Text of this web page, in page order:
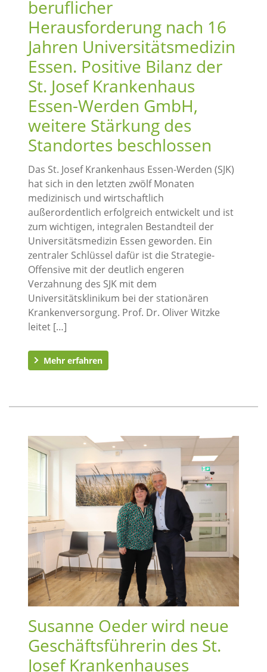
beruflicher
Herausforderung nach 16
Jahren Universitätsmedizin
Essen. Positive Bilanz der
St. Josef Krankenhaus
Essen-Werden GmbH,
weitere Stärkung des
Standortes beschlossen
Das St. Josef Krankenhaus Essen-Werden (SJK)
hat sich in den letzten zwölf Monaten
medizinisch und wirtschaftlich
außerordentlich erfolgreich entwickelt und ist
zum wichtigen, integralen Bestandteil der
Universitätsmedizin Essen geworden. Ein
zentraler Schlüssel dafür ist die Strategie-
Offensive mit der deutlich engeren
Verzahnung des SJK mit dem
Universitätsklinikum bei der stationären
Krankenversorgung. Prof. Dr. Oliver Witzke
leitet […]
Mehr erfahren
Susanne Oeder wird neue
Geschäftsführerin des St.
Josef Krankenhauses